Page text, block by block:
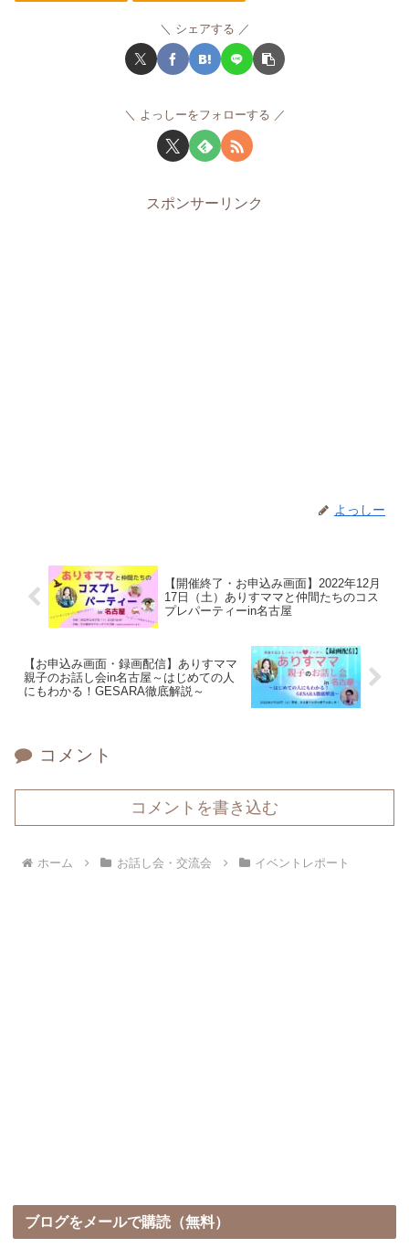
シェアする
よっしーをフォローする
スポンサーリンク
よっしー
【開催終了・お申込み画面】2022年12月
17日（土）ありすママと仲間たちのコス
プレパーティーin名古屋
【お申込み画面・録画配信】ありすママ
親子のお話し会in名古屋～はじめての人
にもわかる！GESARA徹底解説～
コメント
コメントを書き込む
ホーム お話し会・交流会 イベントレポート
ブログをメールで購読（無料）